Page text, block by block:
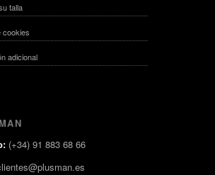
talla
cookies
adicional
MAN
(+34) 91 883 68 66